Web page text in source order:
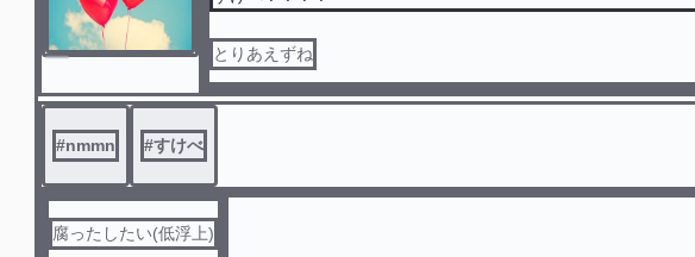
とりあえずね
#nmmn #すけべ
腐ったしたい(低浮上)